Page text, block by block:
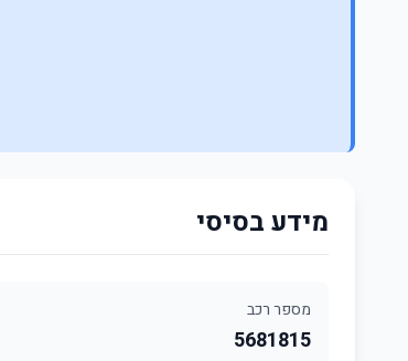
מידע בסיסי
מספר רכב
5681815